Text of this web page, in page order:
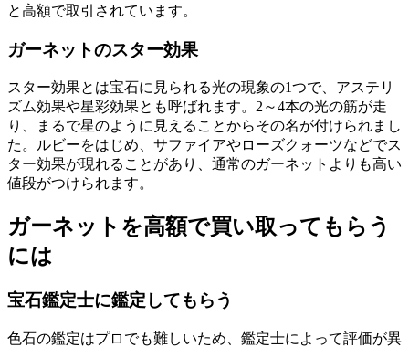
と高額で取引されています。
ガーネットのスター効果
スター効果とは宝石に見られる光の現象の1つで、アステリ
ズム効果や星彩効果とも呼ばれます。2～4本の光の筋が走
り、まるで星のように見えることからその名が付けられまし
た。ルビーをはじめ、サファイアやローズクォーツなどでス
ター効果が現れることがあり、通常のガーネットよりも高い
値段がつけられます。
ガーネットを高額で買い取ってもらう
には
宝石鑑定士に鑑定してもらう
色石の鑑定はプロでも難しいため、鑑定士によって評価が異